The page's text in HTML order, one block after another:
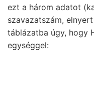
ezt a három adatot
szavazatszám,
táblázatba úgy, hogy
egységgel: